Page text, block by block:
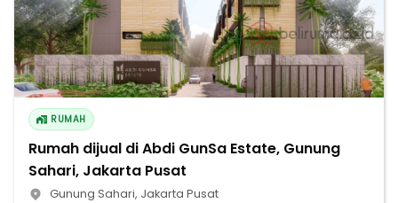
RUMAH
Rumah dijual di Abdi GunSa Estate, Gunung
Sahari, Jakarta Pusat
Gunung Sahari, Jakarta Pusat